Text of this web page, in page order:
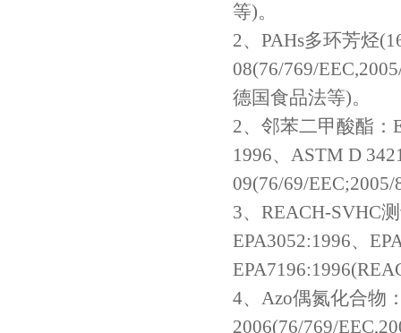
等)。
2、PAHs多环芳烃
08(76/769/
德国食品法等)。
2、邻苯二甲酸酯：
1996、ASTM D
09(76/69/
3、REACH-SVHC
EPA3052:1996、
4、Azo偶氮化合物
2006(76/769/